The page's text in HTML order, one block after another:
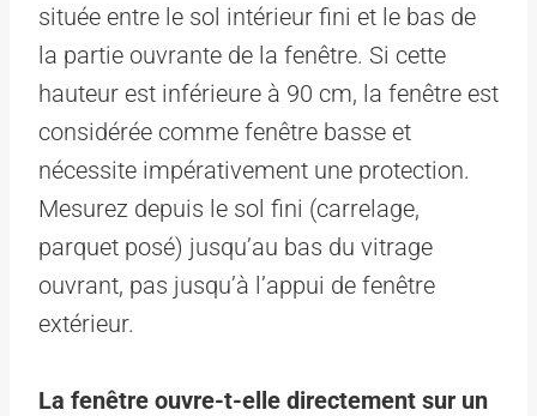
située entre le sol intérieur fini et le bas de
la partie ouvrante de la fenêtre. Si cette
hauteur est inférieure à 90 cm, la fenêtre est
considérée comme fenêtre basse et
nécessite impérativement une protection.
Mesurez depuis le sol fini (carrelage,
parquet posé) jusqu’au bas du vitrage
ouvrant, pas jusqu’à l’appui de fenêtre
extérieur.
La fenêtre ouvre-t-elle directement sur un